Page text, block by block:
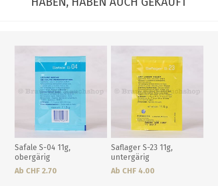
Safale S-04 11g,
obergärig
Ab CHF 2.70
Saflager S-23 11g,
untergärig
Ab CHF 4.00